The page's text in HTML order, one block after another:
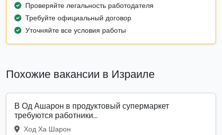
Проверяйте легальность работодателя
Требуйте официальный договор
Уточняйте все условия работы
Похожие вакансии в Израиле
В Од Ашарон в продуктовый супермаркет
требуются работники...
Ход Ха Шарон